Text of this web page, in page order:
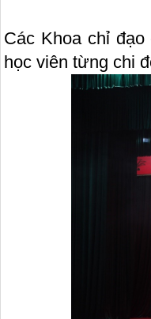
Các Khoa chỉ
học viên từng chi